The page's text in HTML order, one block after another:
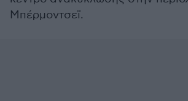
Μπέρμοντσεϊ.